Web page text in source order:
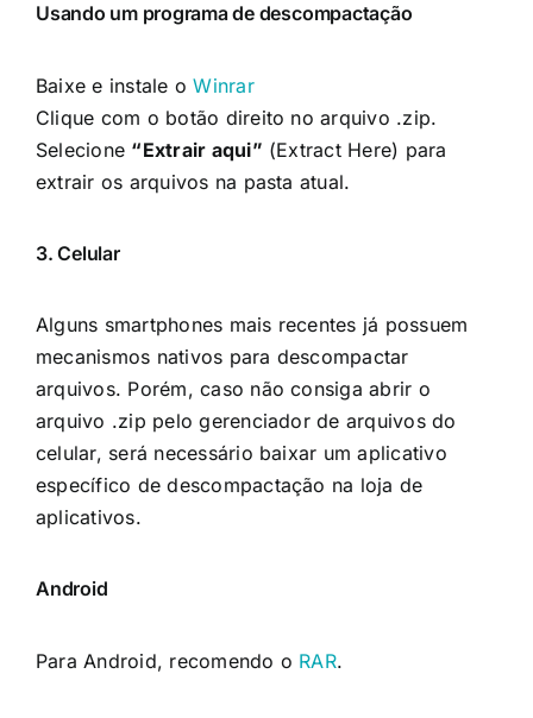
Usando um programa de descompactação
Baixe e instale oWinrar
Clique com o botão direito no arquivo .zip.
Selecione “Extrair aqui” (Extract Here) para
extrair os arquivos na pasta atual.
3. Celular
Alguns smartphones mais recentes já possuem
mecanismos nativos para descompactar
arquivos. Porém, caso não consiga abrir o
arquivo .zip pelo gerenciador de arquivos do
celular, será necessário baixar um aplicativo
específico de descompactação na loja de
aplicativos.
Android
Para Android, recomendo o RAR.